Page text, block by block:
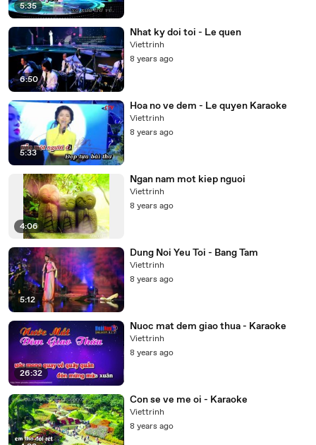
5:35
6:50
Nhat ky doi toi - Le quen
Viettrinh
8 years ago
5:33
Hoa no ve dem - Le quyen Karaoke
Viettrinh
8 years ago
4:06
Ngan nam mot kiep nguoi
Viettrinh
8 years ago
5:12
Dung Noi Yeu Toi - Bang Tam
Viettrinh
8 years ago
26:32
Nuoc mat dem giao thua - Karaoke
Viettrinh
8 years ago
Con se ve me oi - Karaoke
Viettrinh
8 years ago